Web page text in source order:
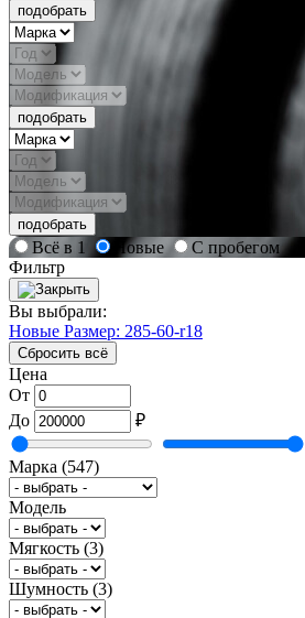
подобрать
подобрать
подобрать
Всё в 1 Новые
С пробегом
Фильтр
Вы выбрали:
Новые Размер: 285-60-r18
Сбросить всё
Цена
От
До
₽
Марка (547)
Модель
Мягкость (3)
Шумность (3)